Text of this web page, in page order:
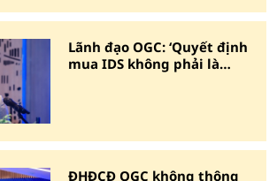
Lãnh đạo OGC: ‘Quyết định
mua IDS không phải là
ĐHĐCĐ OGC không thông